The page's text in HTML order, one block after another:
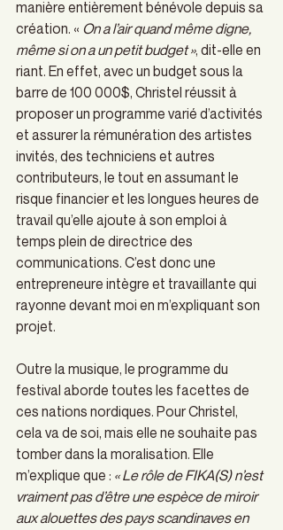
manière entièrement bénévole depuis sa
création. « On a l’air quand même digne,
même si on a un petit budget », dit-elle en
riant. En effet, avec un budget sous la
barre de 100 000$, Christel réussit à
proposer un programme varié d’activités
et assurer la rémunération des artistes
invités, des techniciens et autres
contributeurs, le tout en assumant le
risque financier et les longues heures de
travail qu’elle ajoute à son emploi à
temps plein de directrice des
communications. C’est donc une
entrepreneure intègre et travaillante qui
rayonne devant moi en m’expliquant son
projet.
Outre la musique, le programme du
festival aborde toutes les facettes de
ces nations nordiques. Pour Christel,
cela va de soi, mais elle ne souhaite pas
tomber dans la moralisation. Elle
m’explique que : « Le rôle de FIKA(S) n’est
vraiment pas d’être une espèce de miroir
aux alouettes des pays scandinaves en